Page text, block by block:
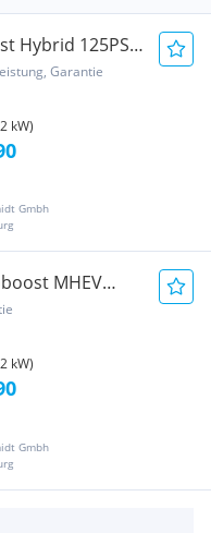
Hybrid 125PS
Garantie
kW)
Gmbh
MHEV
kW)
Gmbh